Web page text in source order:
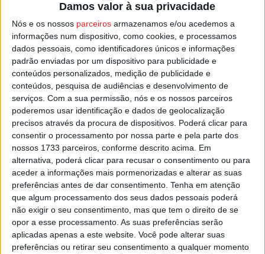
Damos valor à sua privacidade
Nós e os nossos parceiros armazenamos e/ou acedemos a
informações num dispositivo, como cookies, e processamos
dados pessoais, como identificadores únicos e informações
padrão enviadas por um dispositivo para publicidade e
conteúdos personalizados, medição de publicidade e
conteúdos, pesquisa de audiências e desenvolvimento de
serviços. Com a sua permissão, nós e os nossos parceiros
poderemos usar identificação e dados de geolocalização
precisos através da procura de dispositivos. Poderá clicar para
consentir o processamento por nossa parte e pela parte dos
nossos 1733 parceiros, conforme descrito acima. Em
alternativa, poderá clicar para recusar o consentimento ou para
aceder a informações mais pormenorizadas e alterar as suas
preferências antes de dar consentimento. Tenha em atenção
que algum processamento dos seus dados pessoais poderá
não exigir o seu consentimento, mas que tem o direito de se
opor a esse processamento. As suas preferências serão
aplicadas apenas a este website. Você pode alterar suas
preferências ou retirar seu consentimento a qualquer momento
Nos recentes mundiais de atletismo paralímpico, em
Kobe no Japão, Cristiano Pereira terminou no 4.º lugar a
participação na prova dos 1500 metros, classe T20.
Esta e outras notícias para ouvir na Estação Diária – 96.8
FM ou em www.968.fm.
Pub
TAGS Atletismo Adaptado Cristiano Pereira Nelas VIRTUS